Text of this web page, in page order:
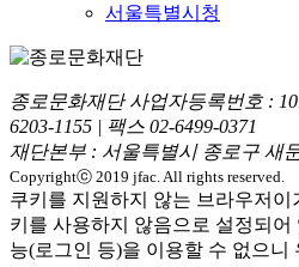
서울특별시청
종로문화재단 사업자등록번호 :
6203-1155 | 팩스 02-6499-0371
재단본부 : 서울특별시 종로구 새
Copyrightⓒ 2019 jfac. All rights reserved.
쿠키를 지원하지 않는 브라우저
키를 사용하지 않음으로 설정되어
능(로그인 등)을 이용할 수 없으니